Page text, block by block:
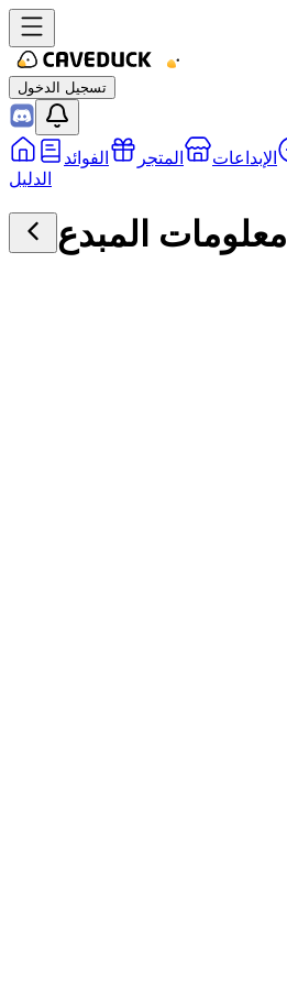
تسجيل الدخول
الإبداعات المتجر
الفوائد
الدليل
معلومات المبدع